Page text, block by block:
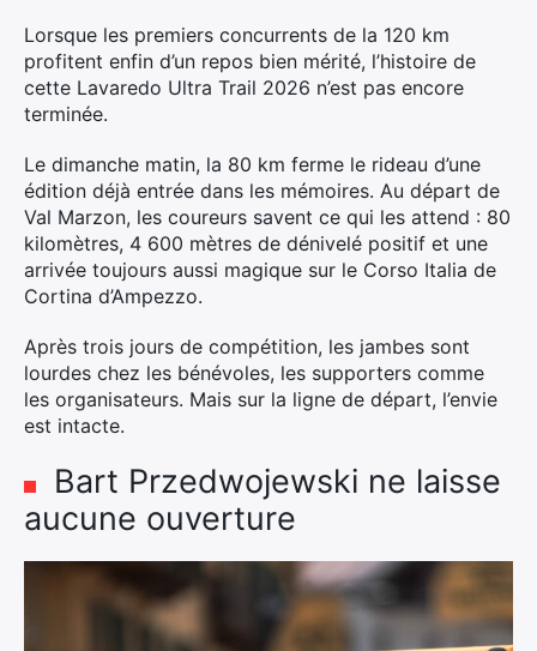
Lorsque les premiers concurrents de la 120 km
profitent enfin d’un repos bien mérité, l’histoire de
cette Lavaredo Ultra Trail 2026 n’est pas encore
terminée.
Le dimanche matin, la 80 km ferme le rideau d’une
édition déjà entrée dans les mémoires. Au départ de
Val Marzon, les coureurs savent ce qui les attend : 80
kilomètres, 4 600 mètres de dénivelé positif et une
arrivée toujours aussi magique sur le Corso Italia de
Cortina d’Ampezzo.
Après trois jours de compétition, les jambes sont
lourdes chez les bénévoles, les supporters comme
les organisateurs. Mais sur la ligne de départ, l’envie
est intacte.
Bart Przedwojewski ne laisse
aucune ouverture